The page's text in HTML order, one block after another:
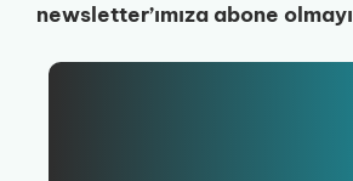
newsletter’ımıza abone olmayı